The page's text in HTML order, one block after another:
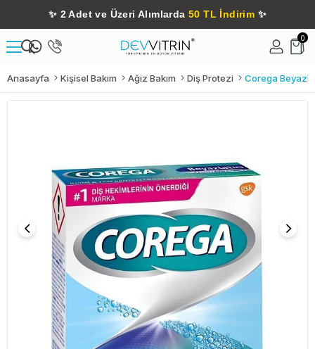
✨ 2 Adet ve Üzeri Alımlarda 50 TL İndirim ✨
0
Anasayfa Kişisel Bakım Ağız Bakım Diş Protezi Corega